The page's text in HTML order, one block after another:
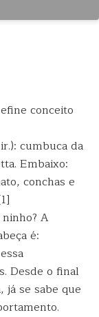
cumbuca da
Embaixo:
conchas e
A
é:
Desde o final
já se sabe que